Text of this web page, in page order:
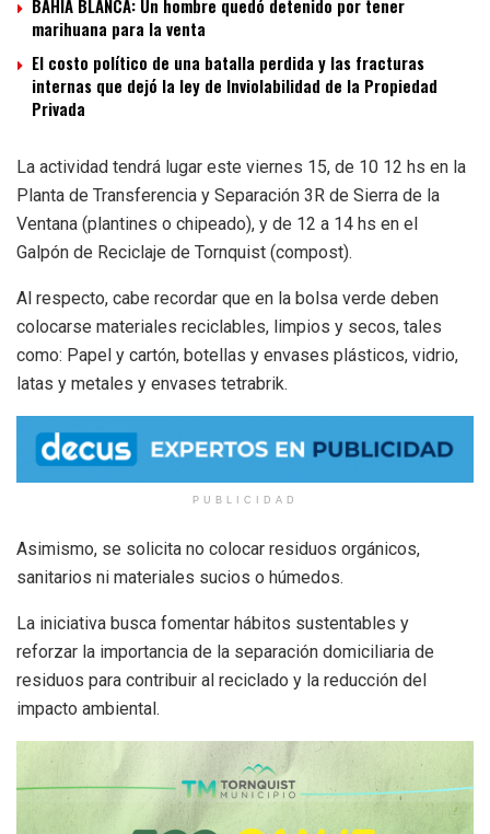
BAHIA BLANCA: Un hombre quedó detenido por tener
marihuana para la venta
El costo político de una batalla perdida y las fracturas
internas que dejó la ley de Inviolabilidad de la Propiedad
Privada
La actividad tendrá lugar este viernes 15, de 10 12 hs en la
Planta de Transferencia y Separación 3R de Sierra de la
Ventana (plantines o chipeado), y de 12 a 14 hs en el
Galpón de Reciclaje de Tornquist (compost).
Al respecto, cabe recordar que en la bolsa verde deben
colocarse materiales reciclables, limpios y secos, tales
como: Papel y cartón, botellas y envases plásticos, vidrio,
latas y metales y envases tetrabrik.
PUBLICIDAD
Asimismo, se solicita no colocar residuos orgánicos,
sanitarios ni materiales sucios o húmedos.
La iniciativa busca fomentar hábitos sustentables y
reforzar la importancia de la separación domiciliaria de
residuos para contribuir al reciclado y la reducción del
impacto ambiental.